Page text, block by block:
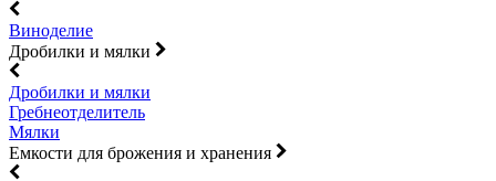
Виноделие
Дробилки и мялки
Дробилки и мялки
Гребнеотделитель
Мялки
Емкости для брожения и хранения